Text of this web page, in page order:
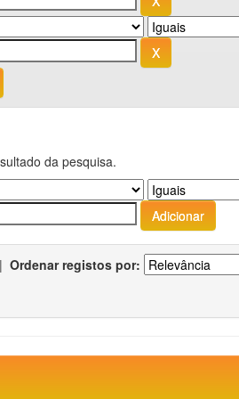
da pesquisa.
| Ordenar registos por: